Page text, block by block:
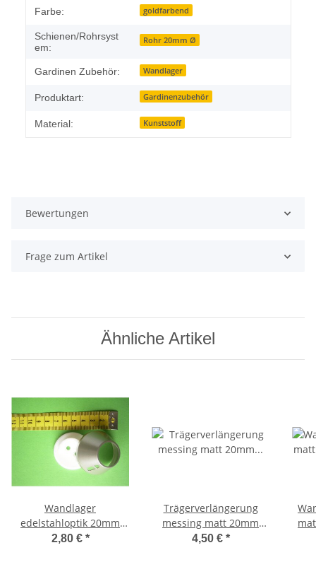
Produkteigenschaft
Wert
Farbe: goldfarbend
Schienen/Rohrsyst
em:
Rohr 20mm Ø
Gardinen Zubehör: Wandlager
Produktart: Gardinenzubehör
Material: Kunststoff
Bewertungen
Frage zum Artikel
Ähnliche Artikel
Wandlager
edelstahloptik 20mm
Gardinenstangen
2,80 € *
Trägerverlängerung
messing matt 20mm
Gardinenstangen
4,50 € *